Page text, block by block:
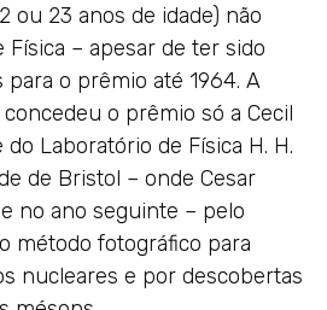
ou 23 anos de idade) não
– apesar de ter sido
o prêmio até 1964. A
o prêmio só a Cecil
Laboratório de Física H. H.
de Bristol – onde Cesar
no ano seguinte – pelo
método fotográfico para
nucleares e por descobertas